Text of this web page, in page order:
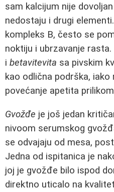
sam kalcijum nije
nedostaju i drugi elementi.
kompleks B, često se
noktiju i ubrzavanje
i betavitevita sa pivskim
kao odlična podrška,
povećanje apetita
Gvožđe je još jedan
nivoom serumskog
se odvajaju od mesa,
Jedna od ispitanica je
joj je gvožđe bilo ispod
direktno uticalo na